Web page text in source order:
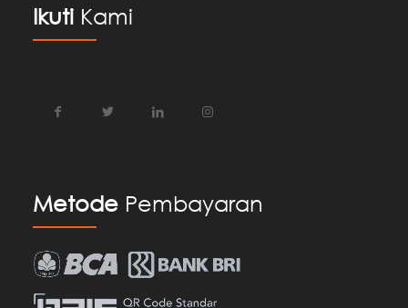
IkutiKami
MetodePembayaran